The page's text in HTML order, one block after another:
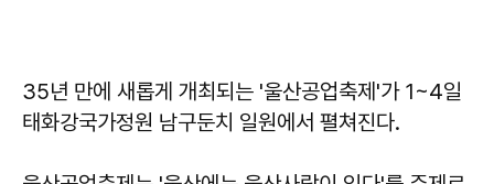
35년 만에 새롭게 개최되는 '울산공업축제'가 1~4일
태화강국가정원 남구둔치 일원에서 펼쳐진다.